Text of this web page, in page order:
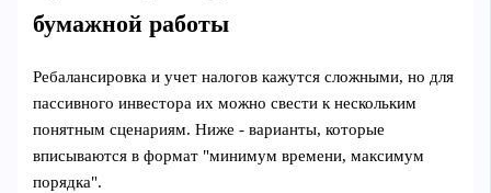
бумажной работы
Ребалансировка и учет налогов кажутся сложными, но для
пассивного инвестора их можно свести к нескольким
понятным сценариям. Ниже - варианты, которые
вписываются в формат "минимум времени, максимум
порядка".